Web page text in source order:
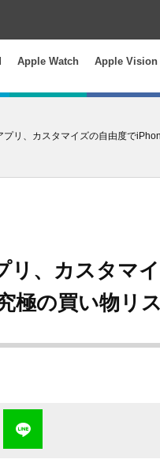
Apple Watch Apple Vision
リ、カスタマイズの自由度で
リ、カスタマ
極の買い物リ